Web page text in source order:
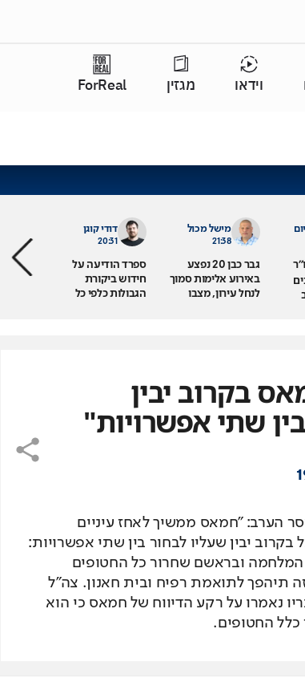
וידאו מגזין ForReal
מישל מכול
21:38
גבר כבן 20 נפצע
באירוע אלימות סמוך
לנחל עירון, מצבו
דודי קוגן
20:31
ספרד הודיעה על
חידוש ביקורת
הגבולות כלפי כל
בקרוב יבין
שתי אפשרויות"
הערב: "חמאס ממשיך לאחז עיניים
יבין שעליו לבחור בין שתי אפשרויות:
המלחמה ובראשם שחרור כל החטופים
תיהפך לתואמת רפיח ובית חאנון. צה"ל
נאמרו על רקע הדיווח של חמאס כי הוא
כלל החטופים.